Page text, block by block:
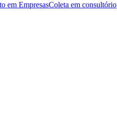
em EmpresasColeta em consultório